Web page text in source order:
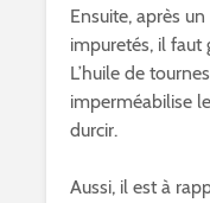
Ensuite, après
impuretés, il faut
L’huile de
imperméabilise
durcir.
Aussi, il est à